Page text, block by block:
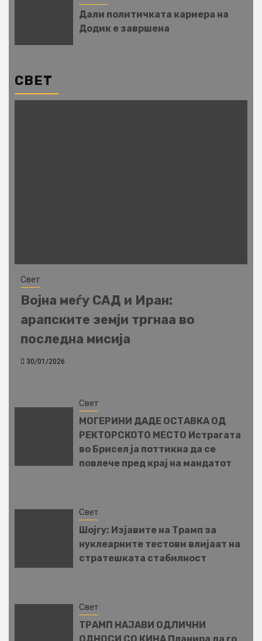
Дали политичката кариера на
Додик е завршена
СВЕТ
Свет
Војна меѓу САД и Иран:
арапските земји тргнаа во
последна мисија
30/01/2026
Свет
МОГЕРИНИ ДАДЕ ОСТАВКА ОД
РЕКТОРСКОТО МЕСТО Истрагата
во Брисел ја поттикна да се
повлече пред крај на мандатот
Свет
Шојгу: Изјавите на Трамп за
нуклеарните тестови влијаат на
стратешката стабилност
Свет
ТРАМП НАЈАВИ ОДЛИЧНИ
ОДНОСИ СО КИНА Планира да го